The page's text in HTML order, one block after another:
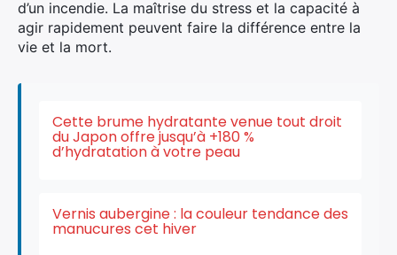
d’un incendie. La maîtrise du stress et la capacité à
agir rapidement peuvent faire la différence entre la
vie et la mort.
Cette brume hydratante venue tout droit
du Japon offre jusqu’à +180 %
d’hydratation à votre peau
Vernis aubergine : la couleur tendance des
manucures cet hiver